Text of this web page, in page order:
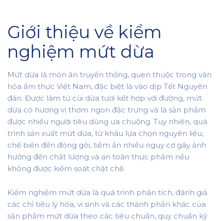
Giới thiệu về kiểm
nghiệm mứt dừa
Mứt dừa là món ăn truyền thống, quen thuộc trong văn
hóa ẩm thực Việt Nam, đặc biệt là vào dịp Tết Nguyên
đán. Được làm từ cùi dừa tươi kết hợp với đường, mứt
dừa có hương vị thơm ngon đặc trưng và là sản phẩm
được nhiều người tiêu dùng ưa chuộng. Tuy nhiên, quá
trình sản xuất mứt dừa, từ khâu lựa chọn nguyên liệu,
chế biến đến đóng gói, tiềm ẩn nhiều nguy cơ gây ảnh
hưởng đến chất lượng và an toàn thực phẩm nếu
không được kiểm soát chặt chẽ.
Kiểm nghiệm mứt dừa là quá trình phân tích, đánh giá
các chỉ tiêu lý hóa, vi sinh và các thành phần khác của
sản phẩm mứt dừa theo các tiêu chuẩn, quy chuẩn kỹ